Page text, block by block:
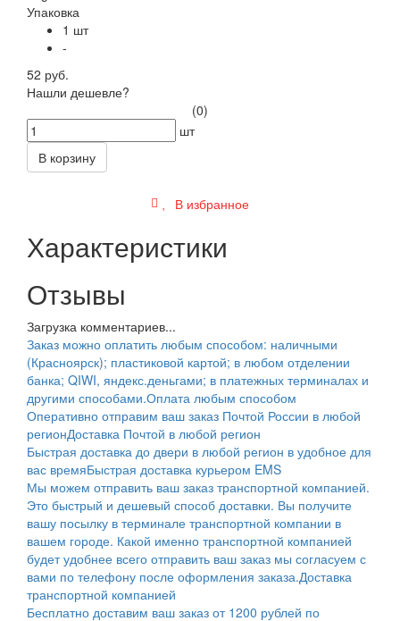
Упаковка
1 шт
-
52 руб.
Нашли дешевле?
(0)
шт
В корзину
В избранное
Характеристики
Отзывы
Загрузка комментариев...
Заказ можно оплатить любым способом: наличными
(Красноярск); пластиковой картой; в любом отделении
банка; QIWI, яндекс.деньгами; в платежных терминалах и
другими способами.Оплата любым способом
Оперативно отправим ваш заказ Почтой России в любой
регионДоставка Почтой в любой регион
Быстрая доставка до двери в любой регион в удобное для
вас времяБыстрая доставка курьером EMS
Мы можем отправить ваш заказ транспортной компанией.
Это быстрый и дешевый способ доставки. Вы получите
вашу посылку в терминале транспортной компании в
вашем городе. Какой именно транспортной компанией
будет удобнее всего отправить ваш заказ мы согласуем с
вами по телефону после оформления заказа.Доставка
транспортной компанией
Бесплатно доставим ваш заказ от 1200 рублей по